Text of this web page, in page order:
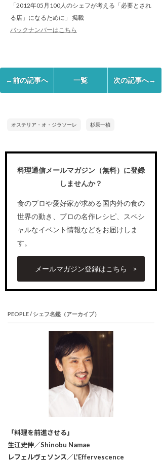
「2012年05月100人のシェフが考える「必要とされ
る店」になるために」 掲載
バックナンバーはこちら
←前の記事へ 一覧 次の記事へ→
オステリア・オ・ジラソーレ 杉原一禎
料理通信メールマガジン（無料）に登録
しませんか？
食のプロや愛好家が求める国内外の食の
世界の動き、プロの名作レシピ、スペシ
ャルなイベント情報などをお届けしま
す。
メールマガジン登録はこちら
PEOPLE / シェフ名鑑（アーカイブ）
「料理を前進させる」
生江史伸／Shinobu Namae
レフェルヴェソンス／L'Effervescence